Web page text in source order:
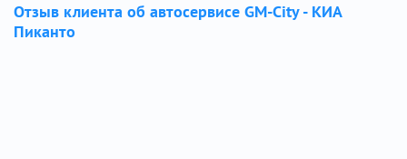
Отзыв клиента об автосервисе GM-City - КИА
Пиканто